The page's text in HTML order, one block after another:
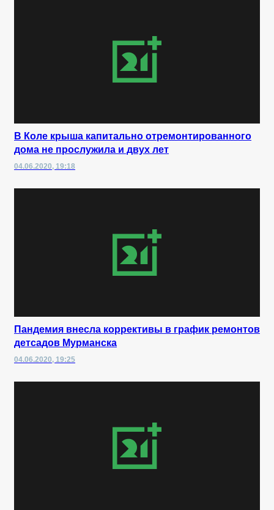
В Коле крыша капитально отремонтированного
дома не прослужила и двух лет
04.06.2020, 19:18
Пандемия внесла коррективы в график ремонтов
детсадов Мурманска
04.06.2020, 19:25